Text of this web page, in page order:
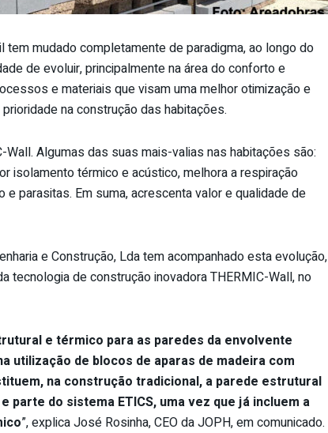
tem mudado completamente de paradigma, ao longo do
de evoluir, principalmente na área do conforto e
e materiais que visam uma melhor otimização e
na construção das habitações.
Algumas das suas mais-valias nas habitações são:
isolamento térmico e acústico, melhora a respiração
parasitas. Em suma, acrescenta valor e qualidade de
e Construção, Lda tem acompanhado esta evolução,
tecnologia de construção inovadora THERMIC-Wall, no
e térmico para as paredes da envolvente
utilização de blocos de aparas de madeira com
na construção tradicional, a parede estrutural
parte do sistema ETICS, uma vez que já incluem a
”, explica José Rosinha, CEO da JOPH, em comunicado.